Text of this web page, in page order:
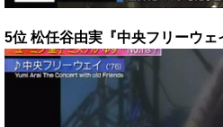
5位 松任谷由実『中央フリーウェ